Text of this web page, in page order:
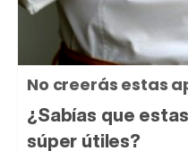
No creerás estas
¿Sabías que
súper útiles?